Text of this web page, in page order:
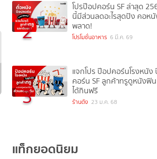
2
โปรป๊อปคอร์น SF ล่าสุด
นี้มีส่วนลดอะไรสุดปัง คอห
พลาด!
โปรโมชั่นอาหาร 6 มี.ค. 69
3
แจกโปร ป๊อปคอร์นโรงหนัง
คอร์น SF ลูกค้าทรูดูหนังฟิ
ได้กินฟรี
ร้านดัง 23 ม.ค. 68
แท็กยอดนิยม